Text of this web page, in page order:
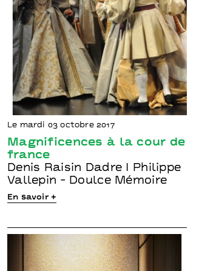
Le mardi 03 octobre 2017
Magnificences à la cour de
france
Denis Raisin Dadre I Philippe
Vallepin - Doulce Mémoire
En savoir +